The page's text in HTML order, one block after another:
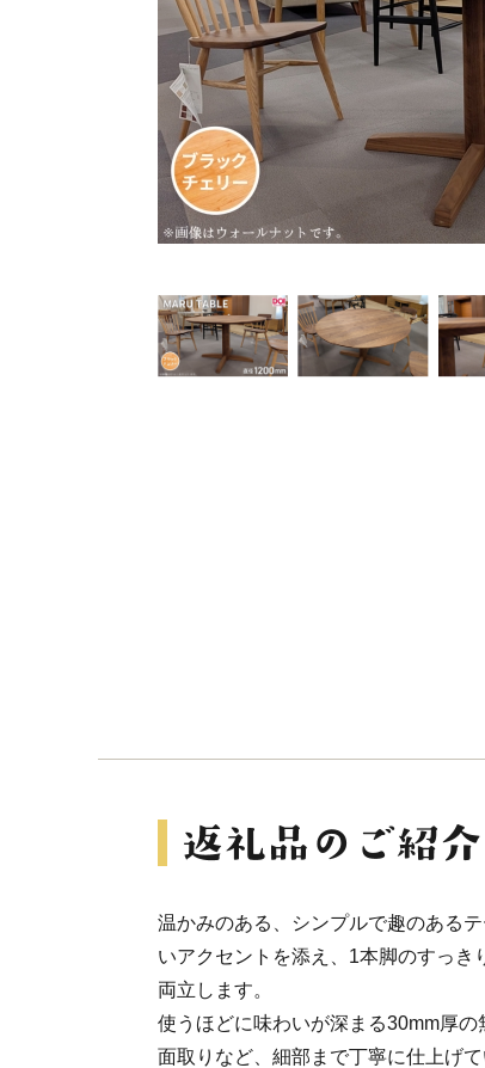
温かみのある、シンプルで趣のある
いアクセントを添え、1本脚のすっき
両立します。
使うほどに味わいが深まる30mm厚
面取りなど、細部まで丁寧に仕上げて